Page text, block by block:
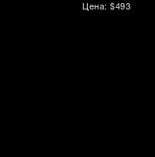
Цена: $493